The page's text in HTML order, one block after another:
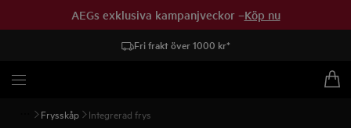
AEGs exklusiva kampanjveckor –Köp nu
Fri frakt över 1000 kr*
Frysskåp Integrerad frys